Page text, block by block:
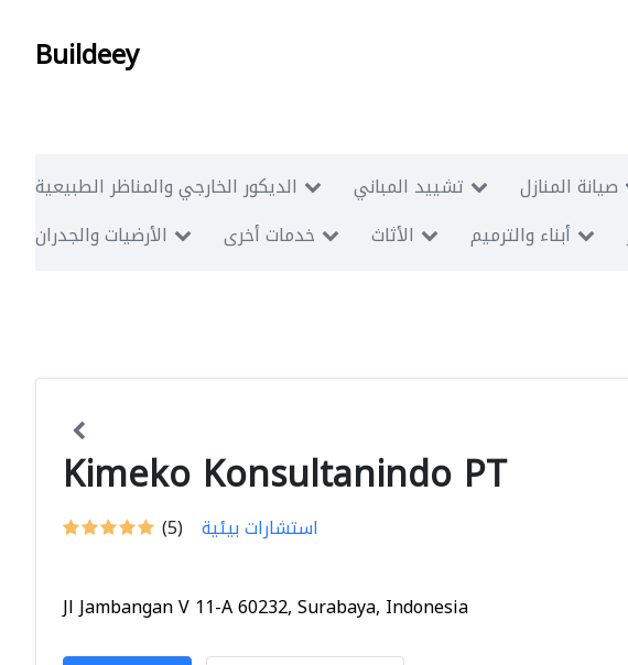
Buildeey
الديكور الخارجي والمناظر الطبيعية تشييد المباني صيانة المنازل
الأرضيات والجدران
خدمات أخرى الأثاث أبناء والترميم
Kimeko Konsultanindo PT
(5) استشارات بيئية
Jl Jambangan V 11-A 60232, Surabaya, Indonesia